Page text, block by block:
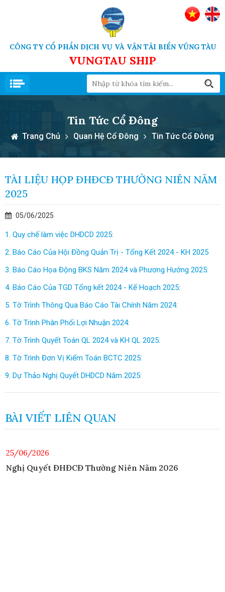
CÔNG TY CỔ PHẦN DỊCH VỤ VÀ VẬN TẢI BIỂN VŨNG TÀU
VUNGTAU SHIP
Tin Tức Cổ Đông
Trang Chủ Quan Hệ Cổ Đông Tin Tức Cổ Đông
TÀI LIỆU HỌP ĐHĐCĐ THƯỜNG NIÊN NĂM
2025
05/06/2025
1. Quy chế làm việc DHDCD 2025:
2. Báo Cáo Của Hội Đồng Quản Trị - Tổng Kết 2024 - KH 2025
3. Báo Cáo Họa Động BKS Năm 2024 và Phương Hướng 2025:
4. Báo Cáo Của TGD Tổng kết 2024 - Kế Hoạch 2025:
5. Tờ Trình Thông Qua Báo Cáo Tài Chính Năm 2024:
6. Tờ Trình Phân Phối Lợi Nhuận 2024:
7. Tờ Trình Quyết Toán QL 2024 và KH QL 2025:
8. Tờ Trình Đơn Vị Kiểm Toán BCTC 2025:
9. Dự Thảo Nghị Quyết DHDCD Năm 2025:
BÀI VIẾT LIÊN QUAN